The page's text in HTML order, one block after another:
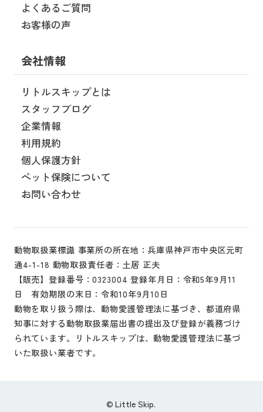
よくあるご質問
お客様の声
会社情報
リトルスキップとは
スタッフブログ
企業情報
利用規約
個人保護方針
ペット保険について
お問い合わせ
動物取扱業標識 事業所の所在地：兵庫県神戸市中央区元町
通4-1-18 動物取扱責任者：土居 正夫
【販売】登録番号：0323004 登録年月日：令和5年9月11
日 有効期限の末日：令和10年9月10日
動物を取り扱う際は、動物愛護管理法に基づき、都道府県
知事に対する動物取扱業届出書の提出及び登録が義務づけ
られています。リトルスキップは、動物愛護管理法に基づ
いた取扱い業者です。
© Little Skip.